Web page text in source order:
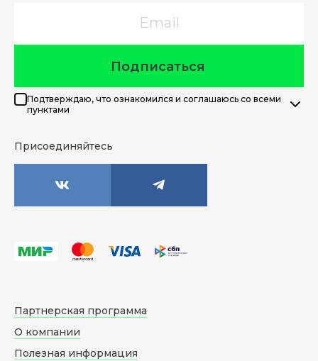
Подписаться
Подтверждаю, что ознакомился и соглашаюсь со всеми
пунктами
Присоединяйтесь
Партнерская программа
О компании
Полезная информация